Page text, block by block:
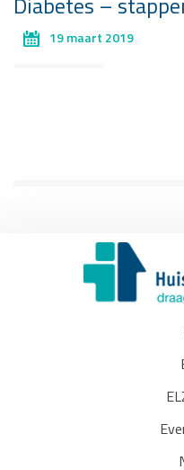
Diabetes –
19 maart 2019